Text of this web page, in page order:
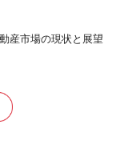
産市場の現状と展望